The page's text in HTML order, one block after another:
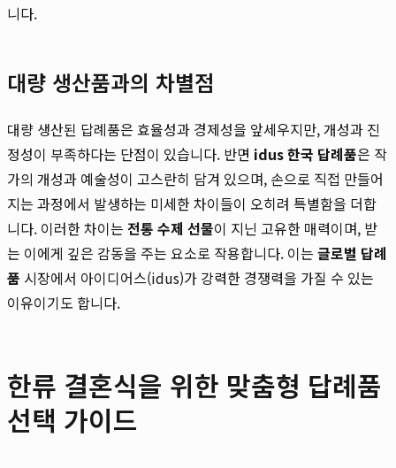
니다.
대량 생산품과의 차별점
대량 생산된 답례품은 효율성과 경제성을 앞세우지만, 개성과 진
정성이 부족하다는 단점이 있습니다. 반면 idus 한국 답례품은 작
가의 개성과 예술성이 고스란히 담겨 있으며, 손으로 직접 만들어
지는 과정에서 발생하는 미세한 차이들이 오히려 특별함을 더합
니다. 이러한 차이는 전통 수제 선물이 지닌 고유한 매력이며, 받
는 이에게 깊은 감동을 주는 요소로 작용합니다. 이는 글로벌 답례
품 시장에서 아이디어스(idus)가 강력한 경쟁력을 가질 수 있는
이유이기도 합니다.
한류 결혼식을 위한 맞춤형 답례품
선택 가이드